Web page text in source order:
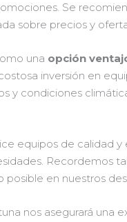
Se
sobre precios y
una opción
inversión en
y condiciones
equipos de calidad y
Recordemos
en nuestros
nos asegurará una